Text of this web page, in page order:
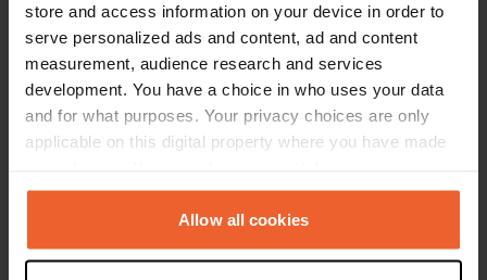
store and access information on your device in order to
serve personalized ads and content, ad and content
measurement, audience research and services
development. You have a choice in who uses your data
and for what purposes. Your privacy choices are only
applicable on this digital property where you have made
any time from the Cookie Declaration or by clicking on
the Privacy trigger icon.Allow all cookies
Contact
Emplacement
M528 - Aivados - Algoz
8365, Algoz, Portugal